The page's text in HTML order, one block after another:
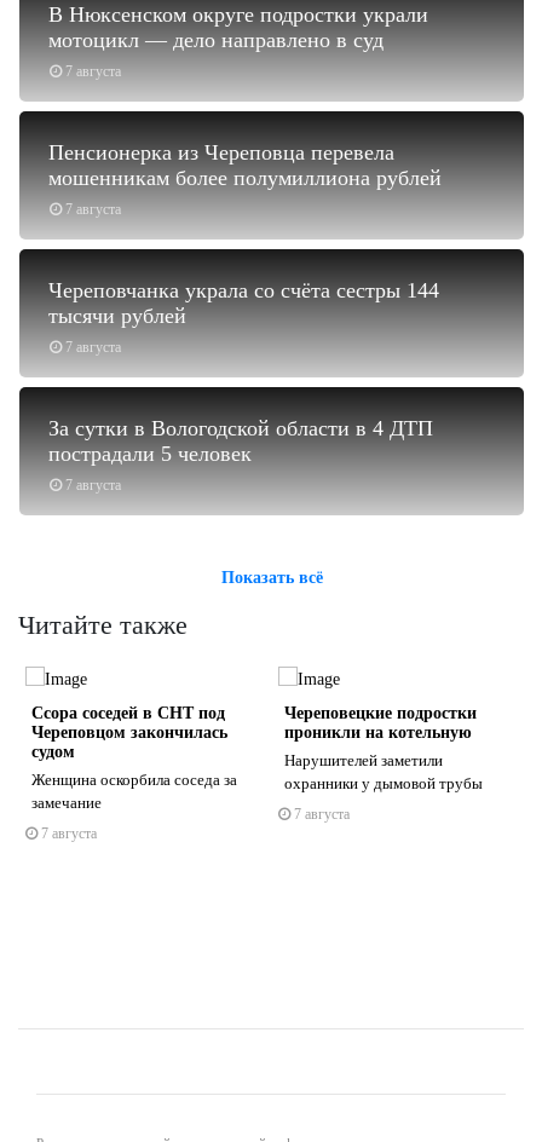
7 августа
В Нюксенском округе подростки украли
мотоцикл — дело направлено в суд
7 августа
Пенсионерка из Череповца перевела
мошенникам более полумиллиона рублей
7 августа
Череповчанка украла со счёта сестры 144
тысячи рублей
7 августа
За сутки в Вологодской области в 4 ДТП
пострадали 5 человек
Показать всё
Читайте также
Ссора соседей в СНТ под
Череповцом закончилась
судом
Женщина оскорбила соседа за
замечание
7 августа
Череповецкие подростки
проникли на котельную
Нарушителей заметили
охранники у дымовой трубы
7 августа